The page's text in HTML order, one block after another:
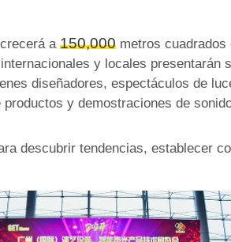
a 150,000 metros
y locales presentarán
diseñadores, espectáculos de
productos y demostraciones de
descubrir tendencias, establecer